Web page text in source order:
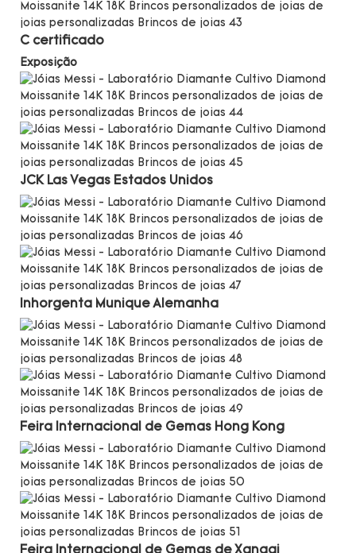
C certificado
Exposição
JCK Las Vegas Estados Unidos
Inhorgenta MuniqueAlemanha
Feira Internacional de Gemas Hong Kong